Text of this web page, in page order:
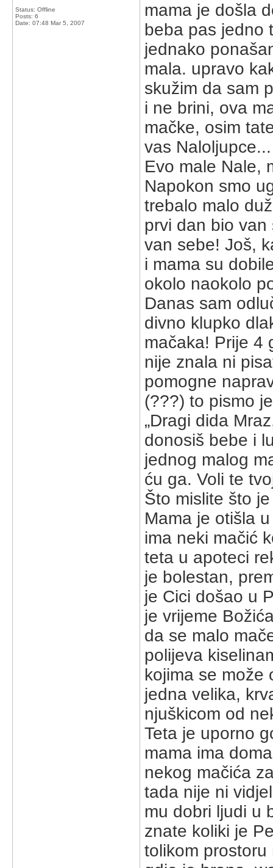
Status: Offline
Posts: 6
Date: 07:48 Mar 5, 2007
mama je došla
beba pas jedno
jednako
mala. upravo
skužim da sam
i ne brini, ova
mačke, osim
vas Naloljupce...
Evo male Nale,
Napokon smo
trebalo malo
prvi dan bio
van sebe! Još,
i mama su
okolo naokolo
Danas sam
divno klupko
mačaka! Prije 4
nije znala ni
pomogne
(???) to pismo
„Dragi dida
donosiš bebe i
jednog malog
ću ga. Voli te
Što mislite što
Mama je otišla
ima neki mačić
teta u apoteci
je bolestan,
je Cici došao u
je vrijeme
da se malo
polijeva
kojima se može
jedna velika,
njuškicom od
Teta je uporno
mama ima
nekog mačića
tada nije ni
mu dobri ljudi u
znate koliki je
tolikom